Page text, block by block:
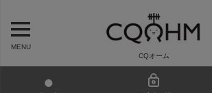
MENU
CQオーム